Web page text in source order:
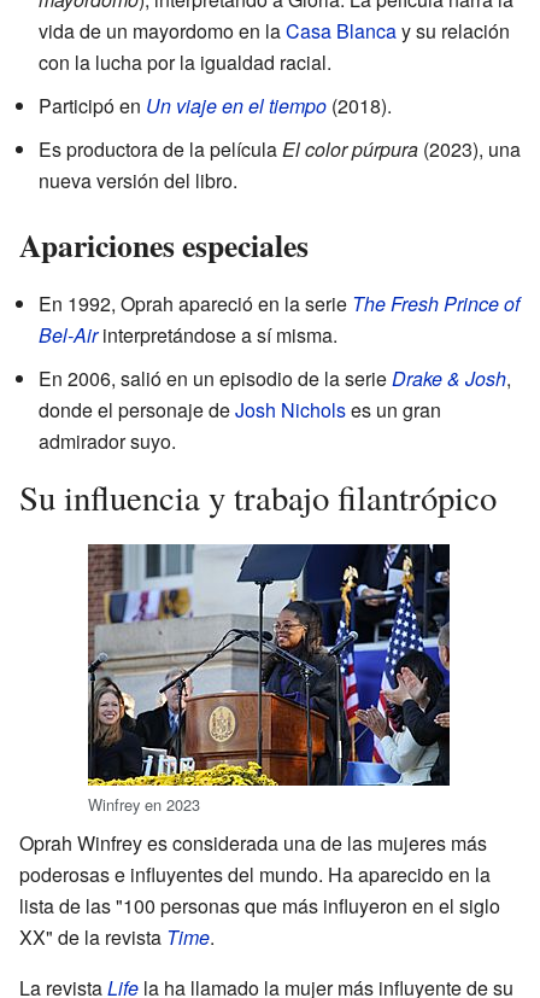
vida de un mayordomo en laCasa Blancay su relación
con la lucha por la igualdad racial.
Participó en Un viaje en el tiempo (2018).
Es productora de la películaEl color púrpura (2023), una
nueva versión del libro.
Apariciones especiales
En 1992, Oprah apareció en la serie The Fresh Prince of
Bel-Airinterpretándose a sí misma.
En 2006, salió en un episodio de la serieDrake & Josh,
donde el personaje deJosh Nicholses un gran
admirador suyo.
Su influencia y trabajo filantrópico
Winfrey en 2023
Oprah Winfrey es considerada una de las mujeres más
poderosas e influyentes del mundo. Ha aparecido en la
lista de las "100 personas que más influyeron en el siglo
XX" de la revista Time.
La revistaLife la ha llamado la mujer más influyente de su